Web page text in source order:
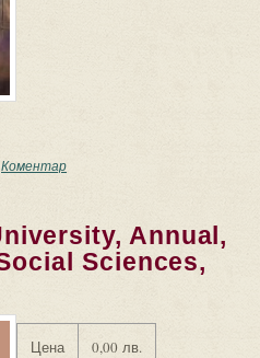
about Gust of Wind
Коментар
Annual,
Sciences,
Цена 0,00 лв.